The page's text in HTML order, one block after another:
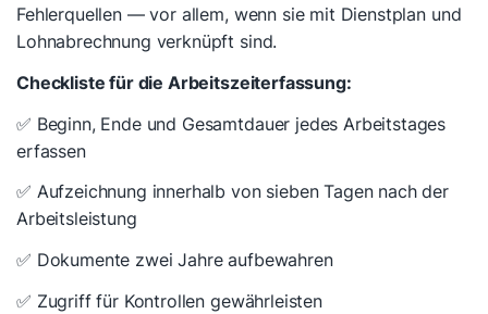
Fehlerquellen — vor allem, wenn sie mit Dienstplan und
Lohnabrechnung verknüpft sind.
Checkliste für die Arbeitszeiterfassung:
✅ Beginn, Ende und Gesamtdauer jedes Arbeitstages
erfassen
✅ Aufzeichnung innerhalb von sieben Tagen nach der
Arbeitsleistung
✅ Dokumente zwei Jahre aufbewahren
✅ Zugriff für Kontrollen gewährleisten